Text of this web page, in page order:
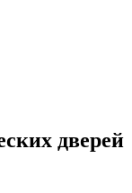
дверей